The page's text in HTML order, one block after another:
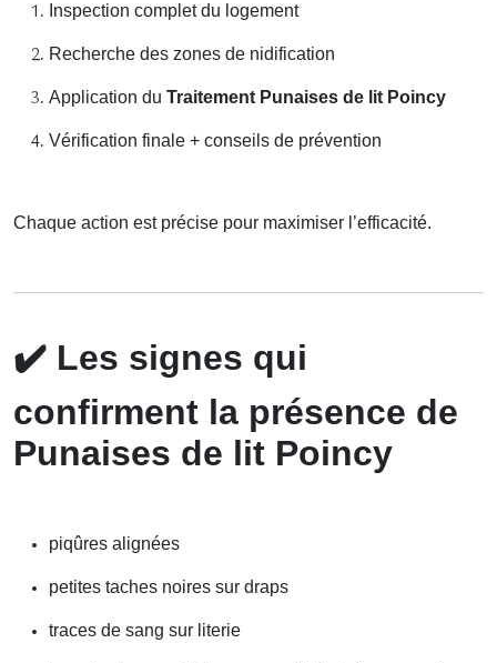
Inspection complet du logement
Recherche des zones de nidification
Application du Traitement Punaises de lit Poincy
Vérification finale + conseils de prévention
Chaque action est précise pour maximiser l’efficacité.
✔️ Les signes qui
confirment la présence de
Punaises de lit Poincy
piqûres alignées
petites taches noires sur draps
traces de sang sur literie